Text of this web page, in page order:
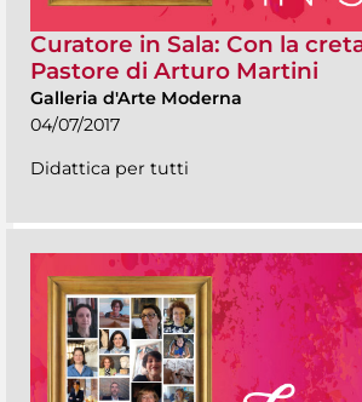
Curatore in Sala: Con la
Pastore di Arturo Martini
Galleria d'Arte Moderna
04/07/2017
Didattica per tutti